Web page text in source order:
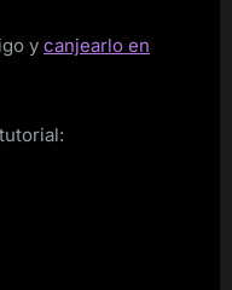
y canjearlo en